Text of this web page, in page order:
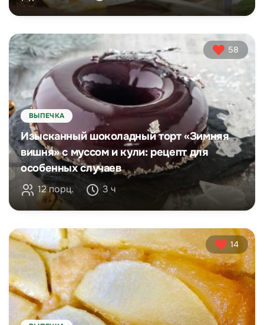
58
ВЫПЕЧКА
Изысканный шоколадный торт «Зимняя
вишня» с муссом и кули: рецепт для
особенных случаев
12 порц. 3 ч
14